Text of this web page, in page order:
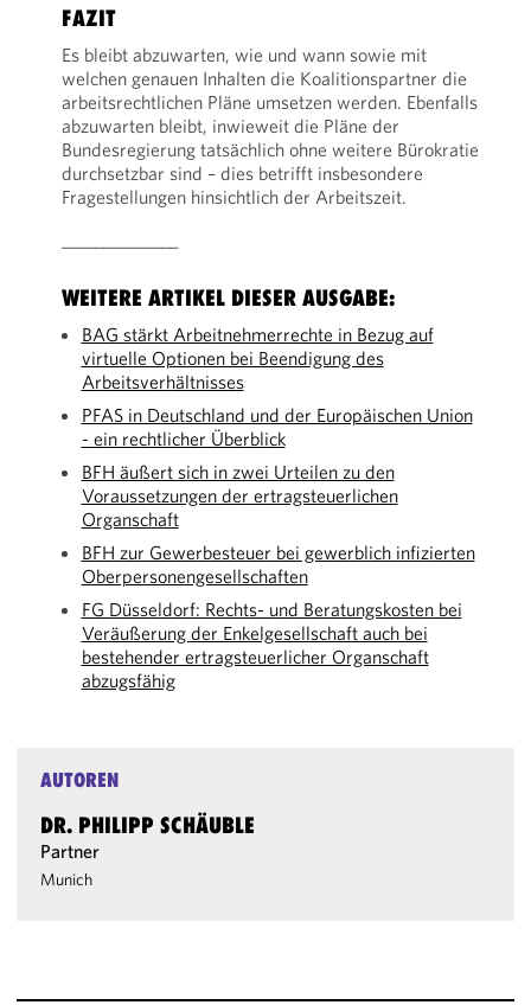
FAZIT
Es bleibt abzuwarten, wie und wann sowie mit
welchen genauen Inhalten die Koalitionspartner die
arbeitsrechtlichen Pläne umsetzen werden. Ebenfalls
abzuwarten bleibt, inwieweit die Pläne der
Bundesregierung tatsächlich ohne weitere Bürokratie
durchsetzbar sind – dies betrifft insbesondere
Fragestellungen hinsichtlich der Arbeitszeit.
WEITERE ARTIKEL DIESER AUSGABE:
BAG stärkt Arbeitnehmerrechte in Bezug auf
virtuelle Optionen bei Beendigung des
Arbeitsverhältnisses
PFAS in Deutschland und der Europäischen Union
- ein rechtlicher Überblick
BFH äußert sich in zwei Urteilen zu den
Voraussetzungen der ertragsteuerlichen
Organschaft
BFH zur Gewerbesteuer bei gewerblich infizierten
Oberpersonengesellschaften
FG Düsseldorf: Rechts- und Beratungskosten bei
Veräußerung der Enkelgesellschaft auch bei
bestehender ertragsteuerlicher Organschaft
abzugsfähig
AUTOREN
DR. PHILIPP SCHÄUBLE
Partner
Munich